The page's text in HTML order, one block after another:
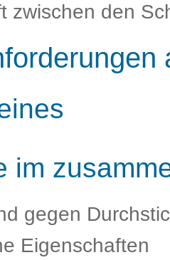
zwischen den
im
gegen
Eigenschaften